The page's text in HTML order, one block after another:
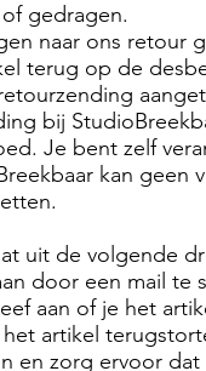
gedragen.
naar ons retour
terug op de
bij
Je bent zelf
kan geen
uit de volgende
door een mail te
aan of je het
artikel
en zorg ervoor